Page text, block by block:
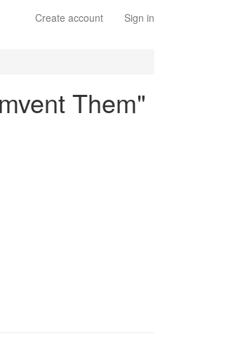
Create account Sign in
Them"